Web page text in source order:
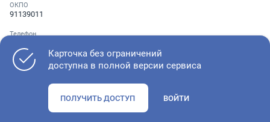
ОКПО
91139011
Телефон
░░░░░░░
Как оценить состояние компании
Карточка без ограничений
доступна в полной версии сервиса
ПОЛУЧИТЬ ДОСТУП ВОЙТИ